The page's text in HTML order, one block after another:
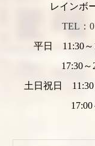
レインボ
TEL：
平日 11:30～
17:30～
土日祝日 11:30
17:00～